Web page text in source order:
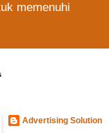
memenuhi
Advertising Solution